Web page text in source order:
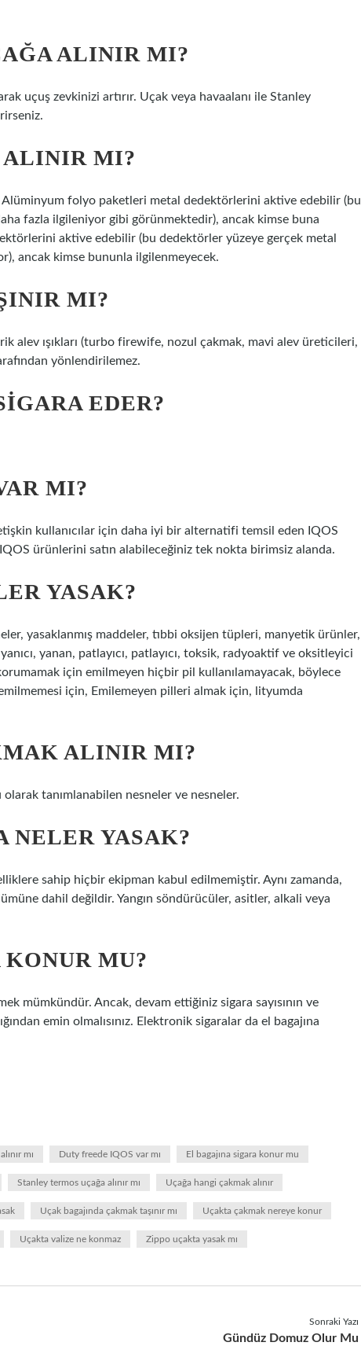
ALINIR MI?
uçuş zevkinizi artırır. Uçak veya havaalanı ile Stanley
ALINIR MI?
folyo paketleri metal dedektörlerini aktive edebilir (bu
fazla ilgileniyor gibi görünmektedir), ancak kimse buna
aktive edebilir (bu dedektörler yüzeye gerçek metal
ancak kimse bununla ilgilenmeyecek.
MI?
alev ışıkları (turbo firewife, nozul çakmak, mavi alev üreticileri,
yönlendirilemez.
EDER?
MI?
kullanıcılar için daha iyi bir alternatifi temsil eden IQOS
ürünlerini satın alabileceğiniz tek nokta birimsiz alanda.
YASAK?
yasaklanmış maddeler, tıbbi oksijen tüpleri, manyetik ürünler,
yanan, patlayıcı, patlayıcı, toksik, radyoaktif ve oksitleyici
için emilmeyen hiçbir pil kullanılamayacak, böylece
için, Emilemeyen pilleri almak için, lityumda
ALINIR MI?
tanımlanabilen nesneler ve nesneler.
NELER YASAK?
sahip hiçbir ekipman kabul edilmemiştir. Aynı zamanda,
dahil değildir. Yangın söndürücüler, asitler, alkali veya
MU?
mümkündür. Ancak, devam ettiğiniz sigara sayısının ve
emin olmalısınız. Elektronik sigaralar da el bagajına
mı Duty freede IQOS var mı El bagajına sigara konur mu
Stanley termos uçağa alınır mı Uçağa hangi çakmak alınır
Uçak bagajında çakmak taşınır mı Uçakta çakmak nereye konur
Uçakta valize ne konmaz Zippo uçakta yasak mı
Sonraki Yazı
Gündüz Domuz Olur Mu